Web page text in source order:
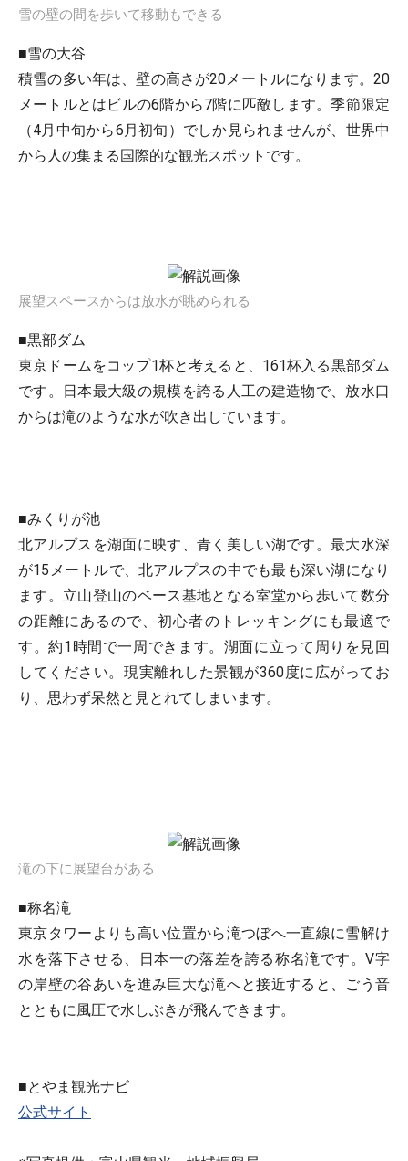
雪の壁の間を歩いて移動もできる
■雪の大谷
積雪の多い年は、壁の高さが20メートルになります。20
メートルとはビルの6階から7階に匹敵します。季節限定
（4月中旬から6月初旬）でしか見られませんが、世界中
から人の集まる国際的な観光スポットです。
展望スペースからは放水が眺められる
■黒部ダム
東京ドームをコップ1杯と考えると、161杯入る黒部ダム
です。日本最大級の規模を誇る人工の建造物で、放水口
からは滝のような水が吹き出しています。
■みくりが池
北アルプスを湖面に映す、青く美しい湖です。最大水深
が15メートルで、北アルプスの中でも最も深い湖になり
ます。立山登山のベース基地となる室堂から歩いて数分
の距離にあるので、初心者のトレッキングにも最適で
す。約1時間で一周できます。湖面に立って周りを見回
してください。現実離れした景観が360度に広がってお
り、思わず呆然と見とれてしまいます。
滝の下に展望台がある
■称名滝
東京タワーよりも高い位置から滝つぼへ一直線に雪解け
水を落下させる、日本一の落差を誇る称名滝です。V字
の岸壁の谷あいを進み巨大な滝へと接近すると、ごう音
とともに風圧で水しぶきが飛んできます。
■とやま観光ナビ
公式サイト